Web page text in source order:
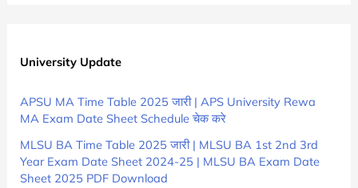
University Update
APSU MA Time Table 2025 जारी | APS University Rewa
MA Exam Date Sheet Schedule चेक करे
MLSU BA Time Table 2025 जारी | MLSU BA 1st 2nd 3rd
Year Exam Date Sheet 2024-25 | MLSU BA Exam Date
Sheet 2025 PDF Download